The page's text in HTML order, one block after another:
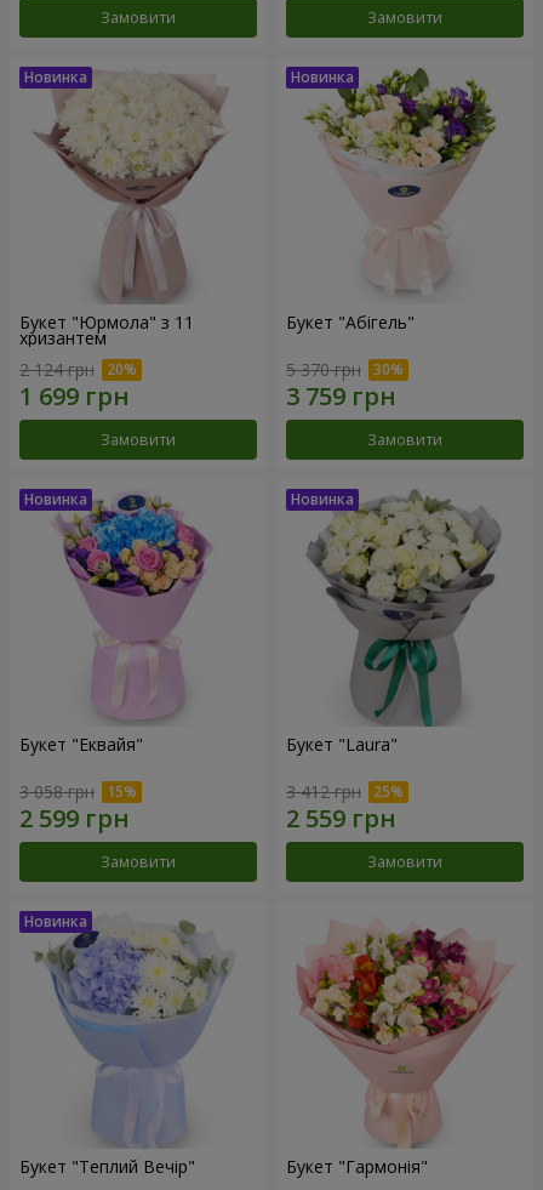
Замовити Замовити
Букет "Юрмола" з 11
хризантем
2 124 грн
Замовити
Букет "Абігель"
5 370 грн
Замовити
Букет "Еквайя"
3 058 грн
Замовити
Букет "Laura"
3 412 грн
Замовити
Букет "Теплий Вечір" Букет "Гармонія"